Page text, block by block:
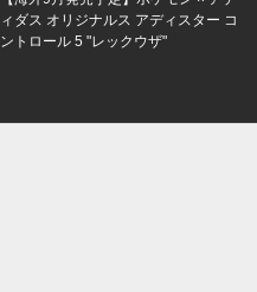
ィダス オリジナルス アディスター コ
ントロール 5 "レックウザ"